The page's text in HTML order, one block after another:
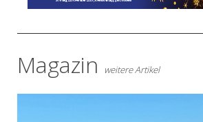
Magazin weitere Artikel